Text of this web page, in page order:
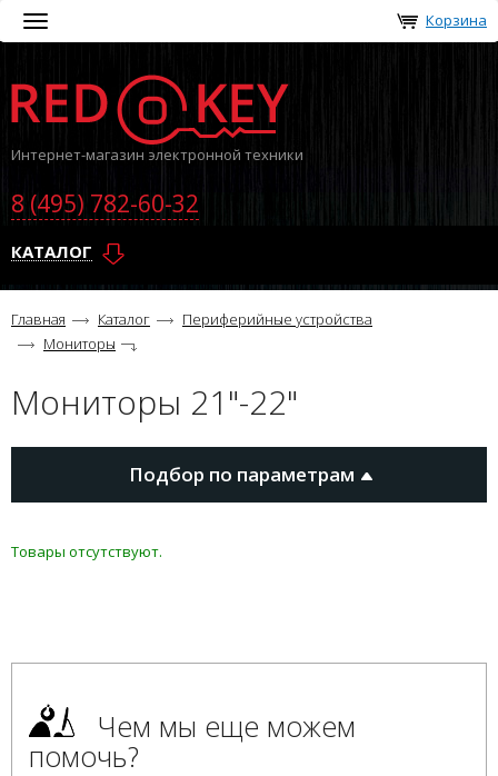
Toggle
navigation
Корзина
Интернет-магазин электронной техники
8 (495) 782-60-32
КАТАЛОГ
Главная Каталог
Периферийные устройства
Мониторы
Мониторы 21"-22"
Подбор по параметрам
Товары отсутствуют.
Чем мы еще можем
помочь?